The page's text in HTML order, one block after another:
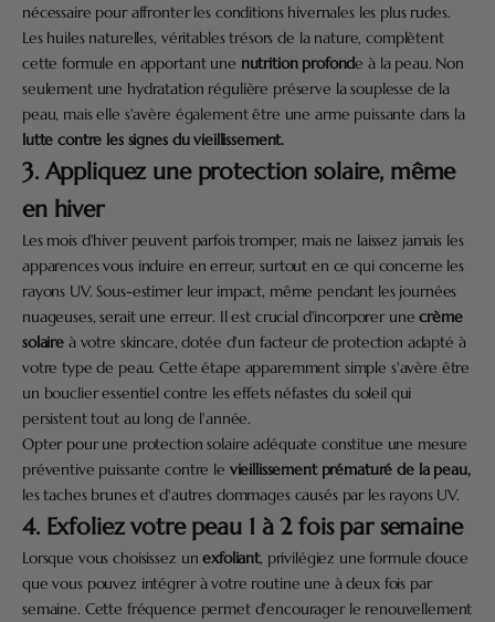
nécessaire pour affronter les conditions hivernales les plus rudes.
Les huiles naturelles, véritables trésors de la nature, complètent
cette formule en apportant une nutrition profonde à la peau. Non
seulement une hydratation régulière préserve la souplesse de la
peau, mais elle s'avère également être une arme puissante dans la
lutte contre les signes du vieillissement.
3. Appliquez une protection solaire, même
en hiver
Les mois d'hiver peuvent parfois tromper, mais ne laissez jamais les
apparences vous induire en erreur, surtout en ce qui concerne les
rayons UV. Sous-estimer leur impact, même pendant les journées
nuageuses, serait une erreur. Il est crucial d'incorporer unecrème
solaire à votre skincare, dotée d'un facteur de protection adapté à
votre type de peau. Cette étape apparemment simple s'avère être
un bouclier essentiel contre les effets néfastes du soleil qui
persistent tout au long de l'année.
Opter pour une protection solaire adéquate constitue une mesure
préventive puissante contre le vieillissement prématuré de la peau,
les taches brunes et d'autres dommages causés par les rayons UV.
4. Exfoliez votre peau 1 à 2 fois par semaine
Lorsque vous choisissez unexfoliant, privilégiez une formule douce
que vous pouvez intégrer à votre routine une à deux fois par
semaine. Cette fréquence permet d'encourager le renouvellement